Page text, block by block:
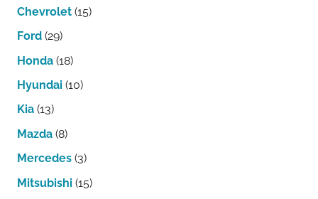
Chevrolet (15)
Ford (29)
Honda (18)
Hyundai (10)
Kia (13)
Mazda (8)
Mercedes (3)
Mitsubishi (15)